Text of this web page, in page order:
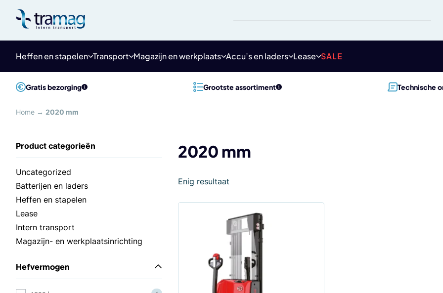
content
Heffen en stapelen Transport Magazijn en werkplaats Accu’s en laders Lease SALE
Gratis bezorging Grootste assortiment Technische
Home → 2020 mm
2020 mm
Uncategorized
Batterijen en laders
Heffen en stapelen
Lease
Intern transport
Magazijn- en werkplaatsinrichting
Hefvermogen
Enig resultaat
meerdere
variaties.